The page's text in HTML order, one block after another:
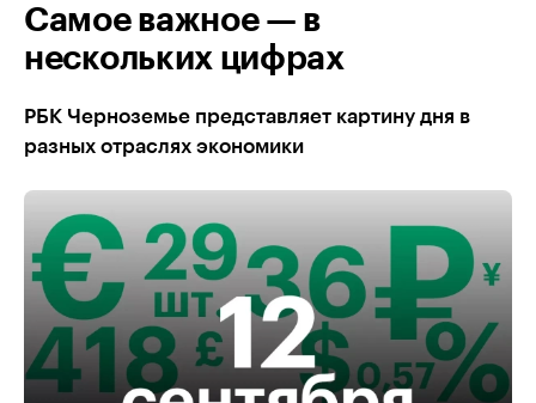
Самое важное — в
нескольких цифрах
РБК Черноземье представляет картину дня в
разных отраслях экономики